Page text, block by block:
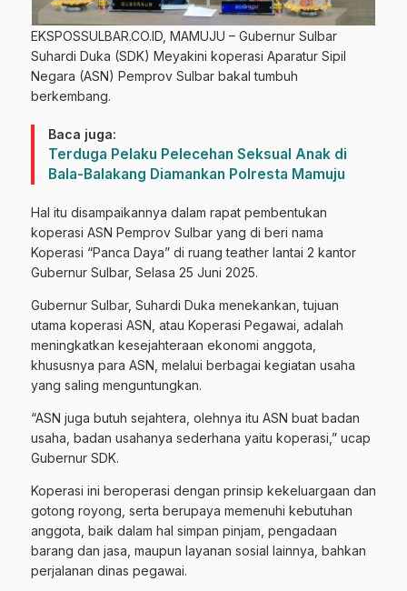
EKSPOSSULBAR.CO.ID, MAMUJU – Gubernur Sulbar
Suhardi Duka (SDK) Meyakini koperasi Aparatur Sipil
Negara (ASN) Pemprov Sulbar bakal tumbuh
berkembang.
Baca juga:
Terduga Pelaku Pelecehan Seksual Anak di
Bala-Balakang Diamankan Polresta Mamuju
Hal itu disampaikannya dalam rapat pembentukan
koperasi ASN Pemprov Sulbar yang di beri nama
Koperasi “Panca Daya” di ruang teather lantai 2 kantor
Gubernur Sulbar, Selasa 25 Juni 2025.
Gubernur Sulbar, Suhardi Duka menekankan, tujuan
utama koperasi ASN, atau Koperasi Pegawai, adalah
meningkatkan kesejahteraan ekonomi anggota,
khususnya para ASN, melalui berbagai kegiatan usaha
yang saling menguntungkan.
“ASN juga butuh sejahtera, olehnya itu ASN buat badan
usaha, badan usahanya sederhana yaitu koperasi,” ucap
Gubernur SDK.
Koperasi ini beroperasi dengan prinsip kekeluargaan dan
gotong royong, serta berupaya memenuhi kebutuhan
anggota, baik dalam hal simpan pinjam, pengadaan
barang dan jasa, maupun layanan sosial lainnya, bahkan
perjalanan dinas pegawai.